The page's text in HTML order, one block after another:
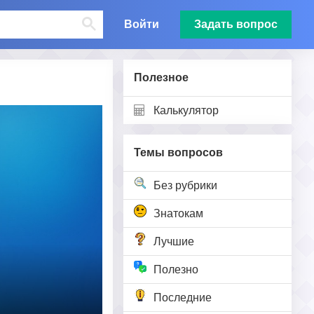
Войти Задать вопрос
Полезное
Калькулятор
Темы вопросов
Без рубрики
Знатокам
Лучшие
Полезно
Последние